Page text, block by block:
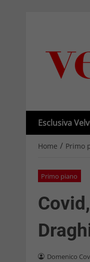
Esclusiva
Home / Primo
Primo piano
Domenico